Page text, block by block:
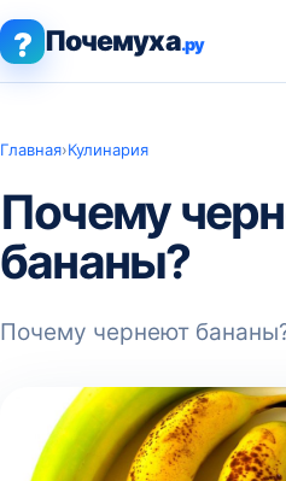
? Почемуха.ру
Главная›Кулинария
Почему
бананы?
Почему чернеют